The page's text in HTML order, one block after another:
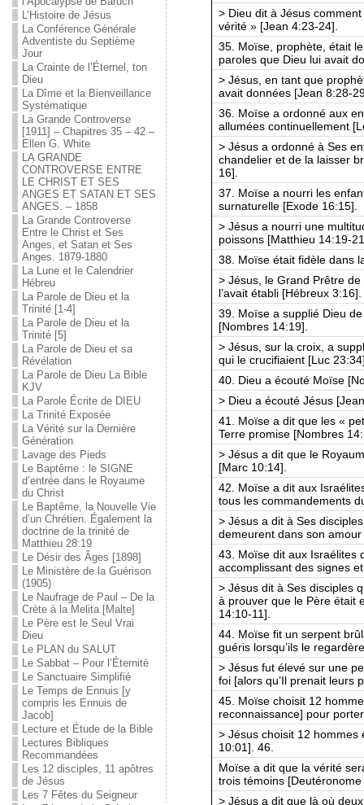
L’Histoire de Jésus
La Conférence Générale
Adventiste du Septième
Jour
La Crainte de l’Éternel, ton
Dieu
La Dîme et la Bienveillance
Systématique
La Grande Controverse
[1911] – Chapitres 35 – 42 –
Ellen G. White
LA GRANDE
CONTROVERSE ENTRE
LE CHRIST ET SES
ANGES ET SATAN ET SES
ANGES. – 1858
La Grande Controverse
Entre le Christ et Ses
Anges, et Satan et Ses
Anges. 1879-1880
La Lune et le Calendrier
Hébreu
La Parole de Dieu et la
Trinité [1-4]
La Parole de Dieu et la
Trinité [5]
La Parole de Dieu et sa
Révélation
La Parole de Dieu La Bible
KJV
La Parole Écrite de DIEU
La Trinité Exposée
La Vérité sur la Dernière
Génération
Lavage des Pieds
Le Baptême : le SIGNE
d’entrée dans le Royaume
du Christ
Le Baptême, la Nouvelle Vie
d’un Chrétien. Également la
doctrine de la trinité de
Matthieu 28:19
Le Désir des Âges [1898]
Le Ministère de la Guérison
(1905)
Le Naufrage de Paul – De la
Crète à la Melita [Malte]
Le Père est le Seul Vrai
Dieu
Le PLAN du SALUT
Le Sabbat – Pour l’Éternité
Le Sanctuaire Simplifié
Le Temps de Ennuis [y
compris les Ennuis de
Jacob]
Lecture et Étude de la Bible
Lectures Bibliques
Recommandées
Les 12 disciples, 11 apôtres
de Jésus
Les 7 Fêtes du Seigneur
> Dieu dit à Jésus
vérité » [Jean 4:23-24].
35. Moïse, prophète, était
paroles que Dieu lui avait
> Jésus, en tant que
avait données [Jean 8:28-
36. Moïse a ordonné aux
allumées continuellement
> Jésus a ordonné à Ses
chandelier et de la laisser
16].
37. Moïse a nourri les
surnaturelle [Exode 16:15].
> Jésus a nourri une
poissons [Matthieu 14:19-
38. Moïse était fidèle dans
> Jésus, le Grand Prêtre
l’avait établi [Hébreux 3:16].
39. Moïse a supplié Dieu
[Nombres 14:19].
> Jésus, sur la croix, a
qui le crucifiaient [Luc
40. Dieu a écouté Moïse
> Dieu a écouté Jésus
41. Moïse a dit que les «
Terre promise [Nombres
> Jésus a dit que le
[Marc 10:14].
42. Moïse a dit aux
tous les commandements
> Jésus a dit à Ses
demeurent dans son
43. Moïse dit aux Israélites
accomplissant des signes
> Jésus dit à Ses disciples
à prouver que le Père était
14:10-11].
44. Moïse fit un serpent
guéris lorsqu’ils le
> Jésus fut élevé sur une
foi [alors qu’Il prenait leurs
45. Moïse choisit 12
reconnaissance] pour
> Jésus choisit 12
10:01]. 46.
Moïse a dit que la vérité
trois témoins
> Jésus a dit que là où